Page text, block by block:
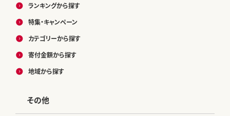
ランキングから探す
特集・キャンペーン
カテゴリーから探す
寄付金額から探す
地域から探す
その他